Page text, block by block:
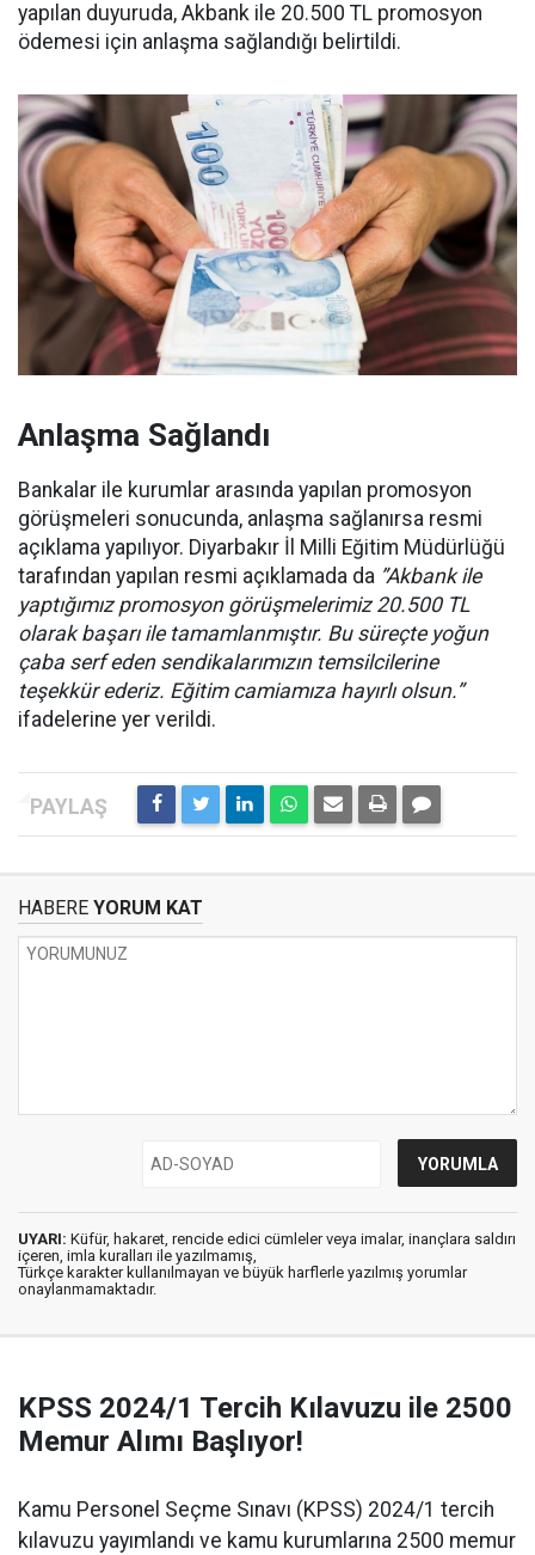
yapılan duyuruda, Akbank ile 20.500 TL promosyon
ödemesi için anlaşma sağlandığı belirtildi.
Anlaşma Sağlandı
Bankalar ile kurumlar arasında yapılan promosyon
görüşmeleri sonucunda, anlaşma sağlanırsa resmi
açıklama yapılıyor. Diyarbakır İl Milli Eğitim Müdürlüğü
tarafından yapılan resmi açıklamada da ”Akbank ile
yaptığımız promosyon görüşmelerimiz 20.500 TL
olarak başarı ile tamamlanmıştır. Bu süreçte yoğun
çaba serf eden sendikalarımızın temsilcilerine
teşekkür ederiz. Eğitim camiamıza hayırlı olsun.”
ifadelerine yer verildi.
HABERE YORUM KAT
UYARI: Küfür, hakaret, rencide edici cümleler veya imalar, inançlara saldırı
içeren, imla kuralları ile yazılmamış,
Türkçe karakter kullanılmayan ve büyük harflerle yazılmış yorumlar
onaylanmamaktadır.
KPSS 2024/1 Tercih Kılavuzu ile 2500
Memur Alımı Başlıyor!
Kamu Personel Seçme Sınavı (KPSS) 2024/1 tercih
kılavuzu yayımlandı ve kamu kurumlarına 2500 memur